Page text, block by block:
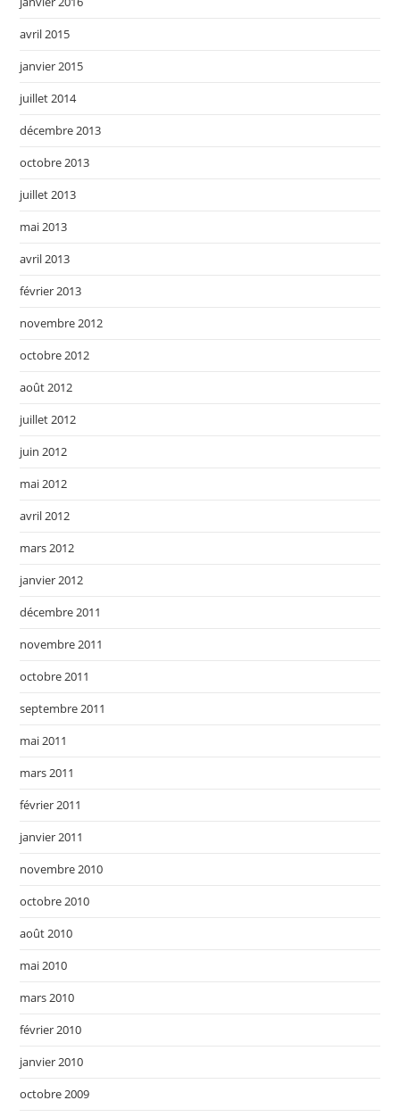
avril 2015
janvier 2015
juillet 2014
décembre 2013
octobre 2013
juillet 2013
mai 2013
avril 2013
février 2013
novembre 2012
octobre 2012
août 2012
juillet 2012
juin 2012
mai 2012
avril 2012
mars 2012
janvier 2012
décembre 2011
novembre 2011
octobre 2011
septembre 2011
mai 2011
mars 2011
février 2011
janvier 2011
novembre 2010
octobre 2010
août 2010
mai 2010
mars 2010
février 2010
janvier 2010
octobre 2009